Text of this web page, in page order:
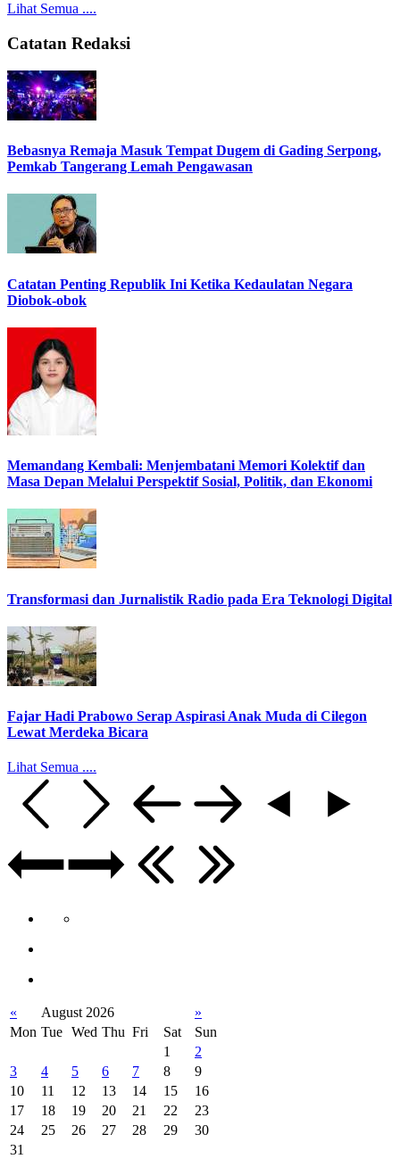
Lihat Semua ....
Catatan Redaksi
Bebasnya Remaja Masuk Tempat Dugem di Gading Serpong,
Pemkab Tangerang Lemah Pengawasan
Catatan Penting Republik Ini Ketika Kedaulatan Negara
Diobok-obok
Memandang Kembali: Menjembatani Memori Kolektif dan
Masa Depan Melalui Perspektif Sosial, Politik, dan Ekonomi
Transformasi dan Jurnalistik Radio pada Era Teknologi Digital
Fajar Hadi Prabowo Serap Aspirasi Anak Muda di Cilegon
Lewat Merdeka Bicara
Lihat Semua ....
« August 2026
»
Mon Tue Wed Thu Fri Sat
Sun
1
2
3
4 5 6 7 8
9
10
11 12 13 14 15
16
17
18 19 20 21 22
23
24
25 26 27 28 29
30
31